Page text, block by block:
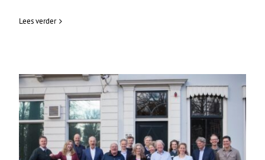
Lees verder